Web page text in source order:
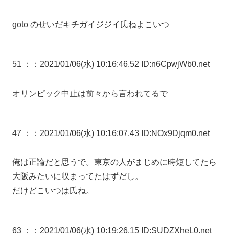
goto のせいだキチガイジジイ氏ねよこいつ
51 ： ：2021/01/06(水) 10:16:46.52 ID:n6CpwjWb0.net
オリンピック中止は前々から言われてるで
47 ： ：2021/01/06(水) 10:16:07.43 ID:NOx9Djqm0.net
俺は正論だと思うで。東京の人がまじめに時短してたら
大阪みたいに収まってたはずだし。
だけどこいつは氏ね。
63 ： ：2021/01/06(水) 10:19:26.15 ID:SUDZXheL0.net